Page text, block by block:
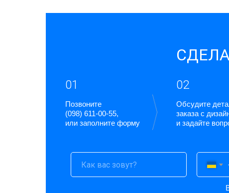
Позвоните
(098) 611-00-55,
или заполните форму
01
Обсудите
заказа с
и задайте
02